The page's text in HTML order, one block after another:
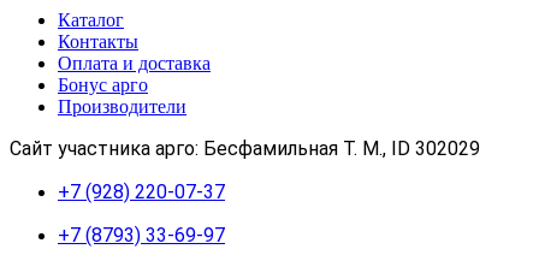
Каталог
Контакты
Оплата и доставка
Бонус арго
Производители
Сайт участника арго: Бесфамильная Т. М., ID 302029
+7 (928) 220-07-37
+7 (8793) 33-69-97